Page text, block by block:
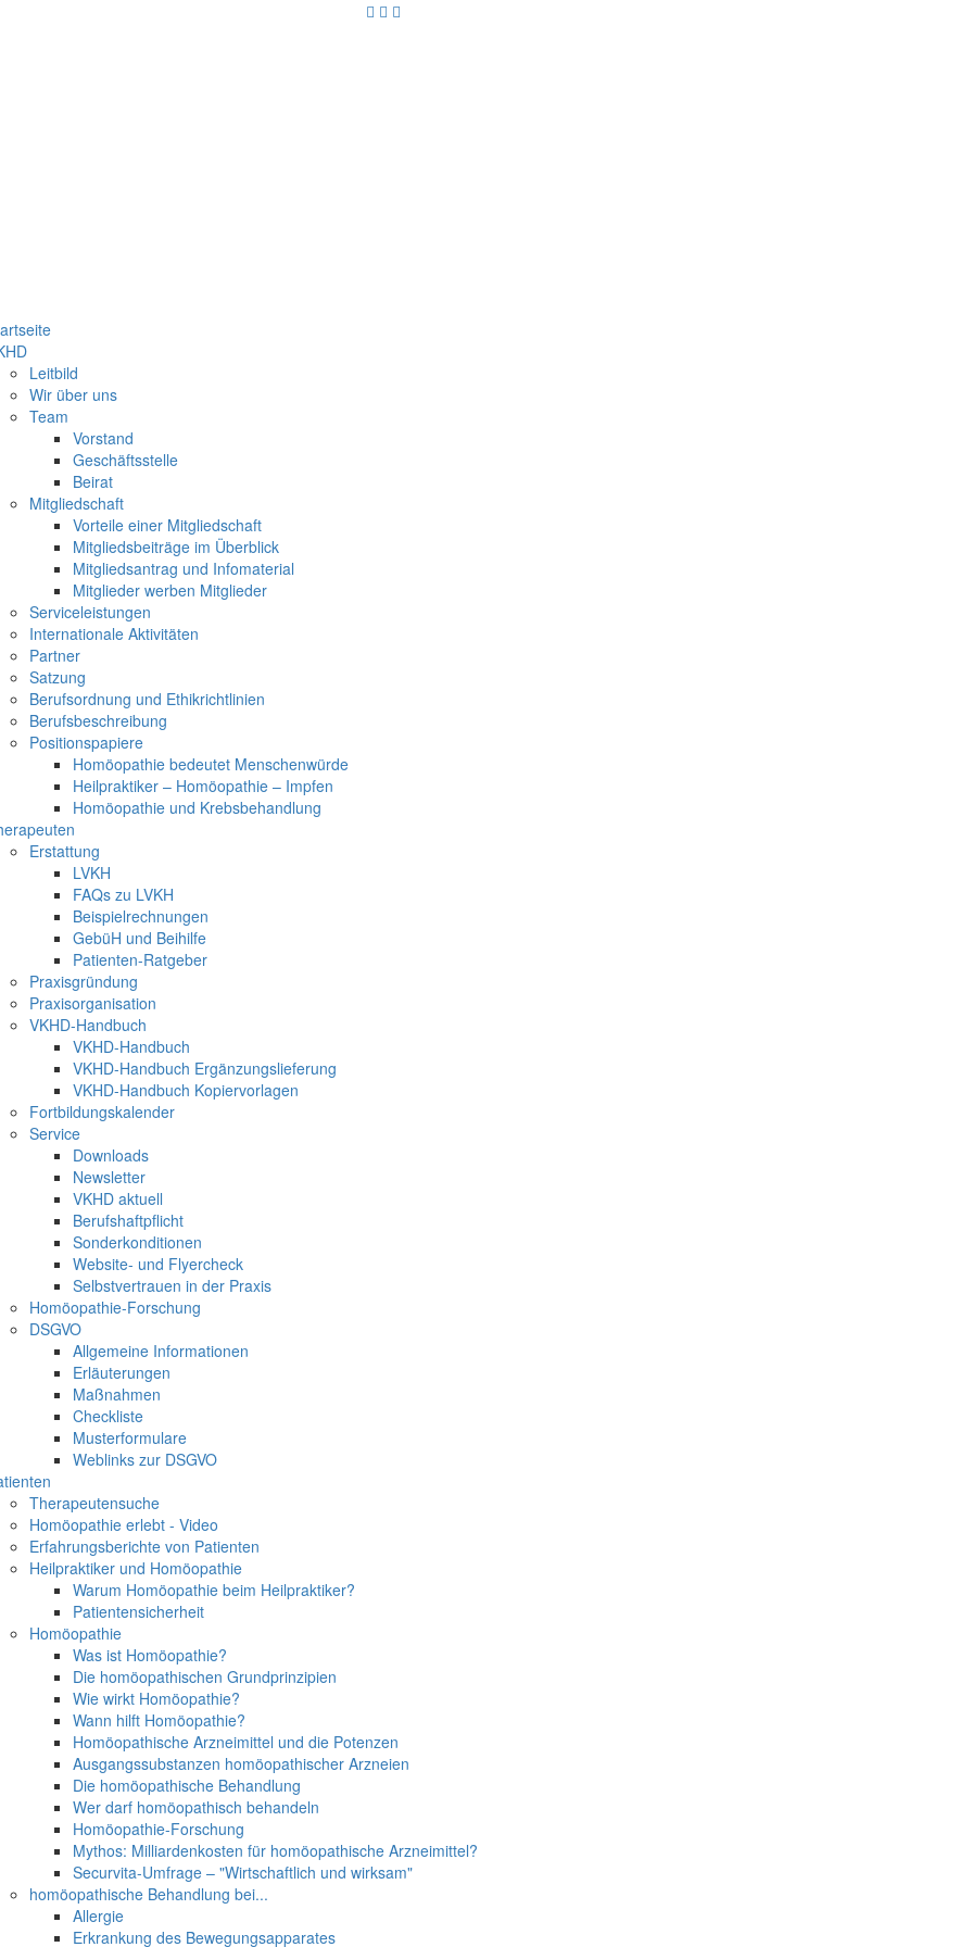
Leitbild
Wir über uns
Team
Vorstand
Geschäftsstelle
Beirat
Mitgliedschaft
Vorteile einer Mitgliedschaft
Mitgliedsbeiträge im Überblick
Mitgliedsantrag und Infomaterial
Mitglieder werben Mitglieder
Serviceleistungen
Internationale Aktivitäten
Partner
Satzung
Berufsordnung und Ethikrichtlinien
Berufsbeschreibung
Positionspapiere
Homöopathie bedeutet Menschenwürde
Heilpraktiker – Homöopathie – Impfen
Homöopathie und Krebsbehandlung
Erstattung
LVKH
FAQs zu LVKH
Beispielrechnungen
GebüH und Beihilfe
Patienten-Ratgeber
Praxisgründung
Praxisorganisation
VKHD-Handbuch
VKHD-Handbuch
VKHD-Handbuch Ergänzungslieferung
VKHD-Handbuch Kopiervorlagen
Fortbildungskalender
Service
Downloads
Newsletter
VKHD aktuell
Berufshaftpflicht
Sonderkonditionen
Website- und Flyercheck
Selbstvertrauen in der Praxis
Homöopathie-Forschung
DSGVO
Allgemeine Informationen
Erläuterungen
Maßnahmen
Checkliste
Musterformulare
Weblinks zur DSGVO
Therapeutensuche
Homöopathie erlebt - Video
Erfahrungsberichte von Patienten
Heilpraktiker und Homöopathie
Warum Homöopathie beim Heilpraktiker?
Patientensicherheit
Homöopathie
Was ist Homöopathie?
Die homöopathischen Grundprinzipien
Wie wirkt Homöopathie?
Wann hilft Homöopathie?
Homöopathische Arzneimittel und die Potenzen
Ausgangssubstanzen homöopathischer Arzneien
Die homöopathische Behandlung
Wer darf homöopathisch behandeln
Homöopathie-Forschung
Mythos: Milliardenkosten für homöopathische Arzneimittel?
Securvita-Umfrage – "Wirtschaftlich und wirksam"
homöopathische Behandlung bei...
Allergie
Erkrankung des Bewegungsapparates